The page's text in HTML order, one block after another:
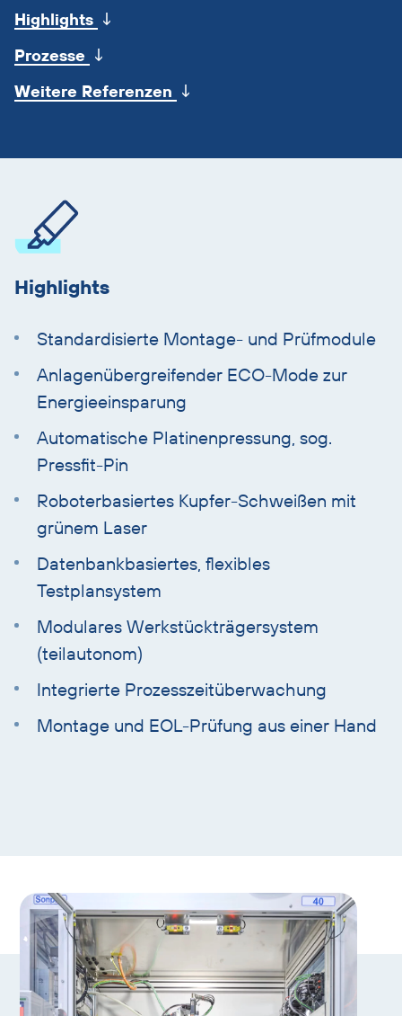
Highlights ↓
Prozesse ↓
Weitere Referenzen ↓
überspringen
Highlights
Standardisierte Montage- und Prüfmodule
Anlagenübergreifender ECO-Mode zur
Energieeinsparung
Automatische Platinenpressung, sog.
Pressfit-Pin
Roboterbasiertes Kupfer-Schweißen mit
grünem Laser
Datenbankbasiertes, flexibles
Testplansystem
Modulares Werkstückträgersystem
(teilautonom)
Integrierte Prozesszeitüberwachung
Montage und EOL-Prüfung aus einer Hand
Galerie
Slider